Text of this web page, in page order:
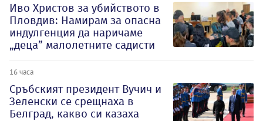
Иво Христов за убийството в
Пловдив: Намирам за опасна
индулгенция да наричаме
„деца” малолетните садисти
16 часа
Сръбският президент Вучич и
Зеленски се срещнаха в
Белград, какво си казаха